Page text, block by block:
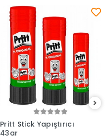
Pritt Stick Yapıştırıcı
43gr